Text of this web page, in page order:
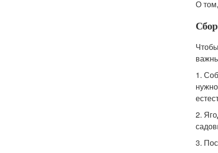
О
Сбор
1.
2.
3.